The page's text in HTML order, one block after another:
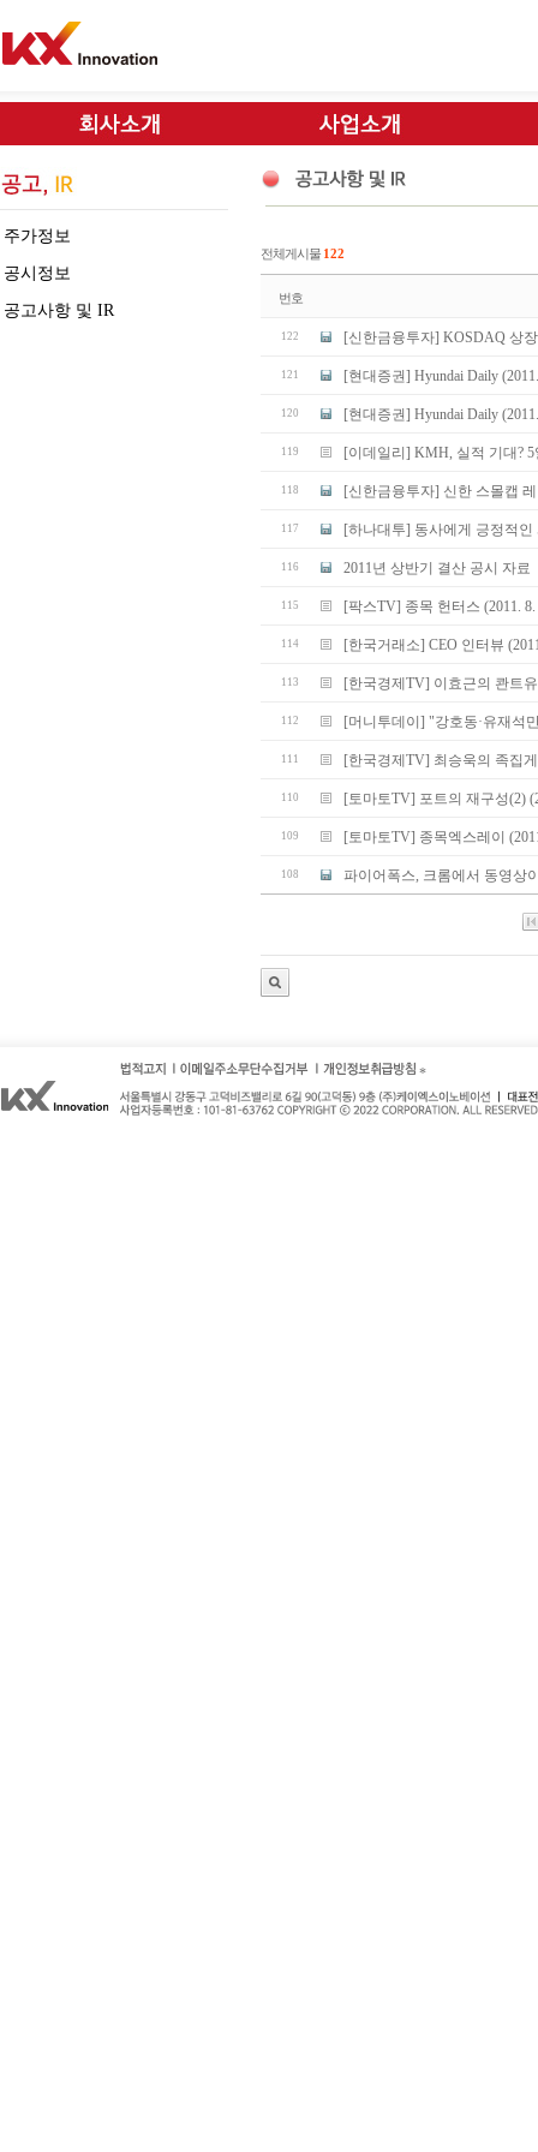
주가정보
공시정보
공고사항 및 IR
전체게시물 122
번호
122 [신한금융투자] KOSDAQ 상
121 [현대증권] Hyundai Daily
120 [현대증권] Hyundai Daily
119 [이데일리] KMH, 실적 기대? 5
118 [신한금융투자] 신한 스몰캡
117 [하나대투] 동사에게 긍정적
116 2011년 상반기 결산 공시 자료
115 [팍스TV] 종목 헌터스 (2011.
114 [한국거래소] CEO 인터뷰
113 [한국경제TV] 이효근의 콴트
112 [머니투데이] "강호동·유재석
111 [한국경제TV] 최승욱의 족집
110 [토마토TV] 포트의 재구성(2)
109 [토마토TV] 종목엑스레이
108 파이어폭스, 크롬에서 동영상
*